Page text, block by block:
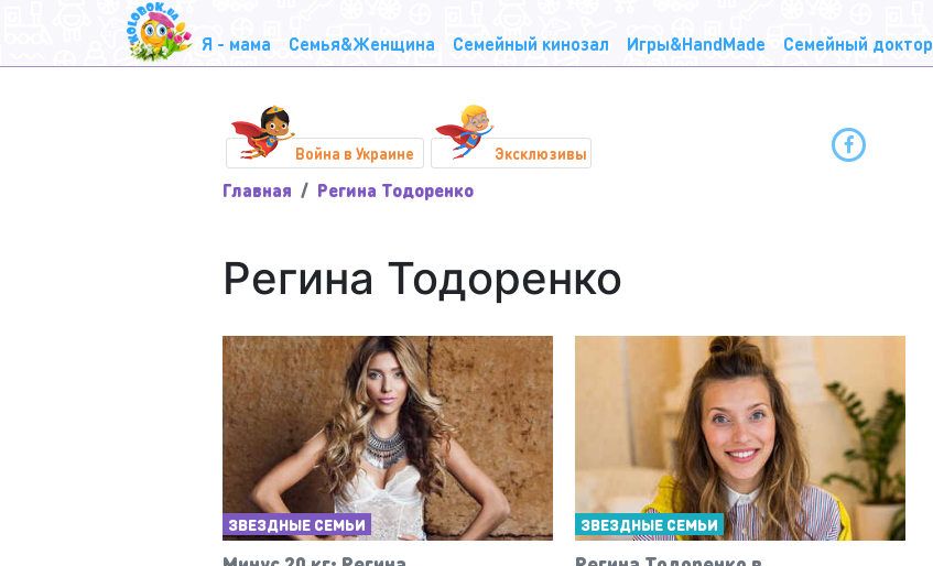
Я - мама Семья&Женщина Семейный кинозал Игры&HandMade Семейный доктор
Война в Украине Эксклюзивы
Главная Регина Тодоренко
Регина Тодоренко
ЗВЕЗДНЫЕ СЕМЬИ ЗВЕЗДНЫЕ СЕМЬИ